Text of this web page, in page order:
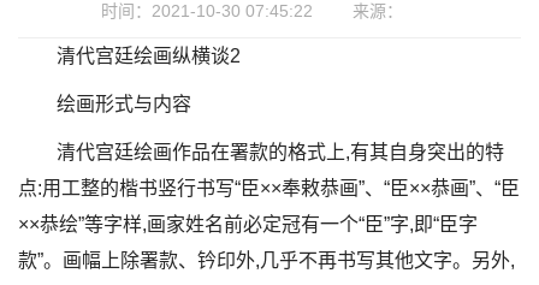
时间：2021-10-30 07:45:22 来源：
清代宫廷绘画纵横谈2
绘画形式与内容
清代宫廷绘画作品在署款的格式上,有其自身突出的特
点:用工整的楷书竖行书写“臣××奉敕恭画”、“臣××恭画”、“臣
××恭绘”等字样,画家姓名前必定冠有一个“臣”字,即“臣字
款”。画幅上除署款、钤印外,几乎不再书写其他文字。另外,